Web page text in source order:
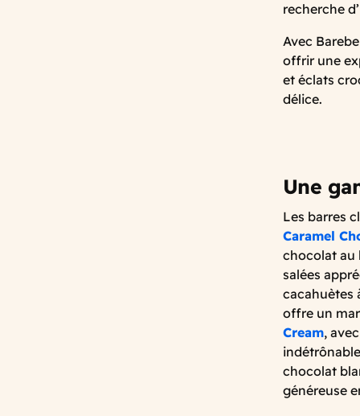
recherche
Avec
offrir une
et éclats
délice.
Une
Les barres
Caramel
chocolat au
salées
cacahuètes
offre un
Cream,
chocolat
généreuse